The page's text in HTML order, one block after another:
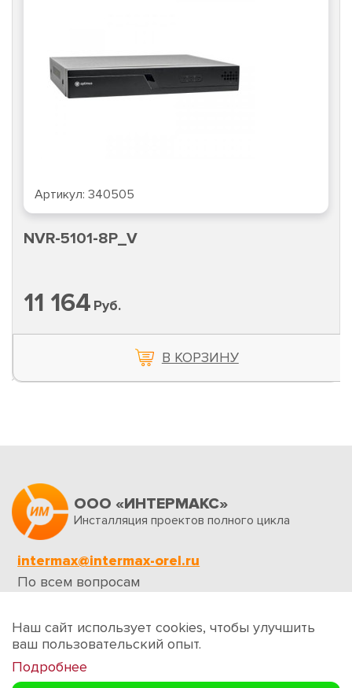
Артикул: 340505
NVR-5101-8P_V
11 164 Руб.
В КОРЗИНУ
ООО «ИНТЕРМАКС»
Инсталляция проектов полного цикла
intermax@intermax-orel.ru
По всем вопросам
Обратная связь
Наш сайт использует cookies, чтобы улучшить
ваш пользовательский опыт.
Подробнее